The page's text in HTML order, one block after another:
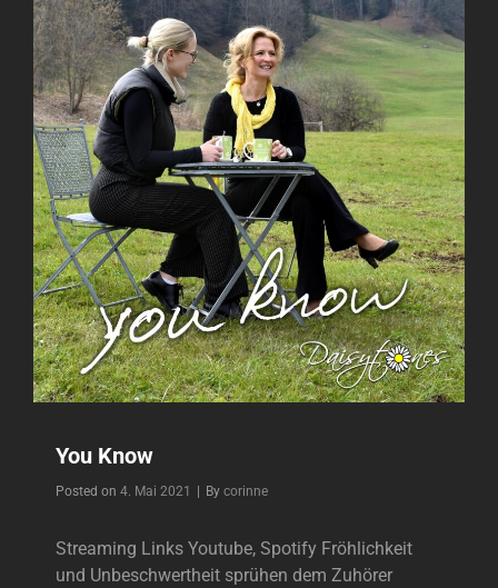
You Know
Posted on 4. Mai 2021 By Byline
corinne
Streaming Links Youtube, Spotify Fröhlichkeit
und Unbeschwertheit sprühen dem Zuhörer